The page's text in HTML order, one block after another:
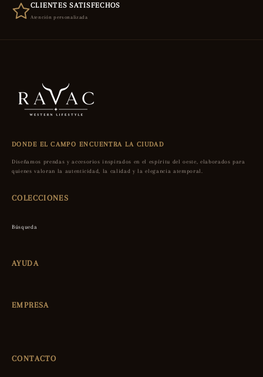
CLIENTES SATISFECHOS
Atención personalizada
DONDE EL CAMPO ENCUENTRA LA CIUDAD
Diseñamos prendas y accesorios inspirados en el espíritu del oeste, elaborados para
quienes valoran la autenticidad, la calidad y la elegancia atemporal.
COLECCIONES
Búsqueda
AYUDA
EMPRESA
CONTACTO